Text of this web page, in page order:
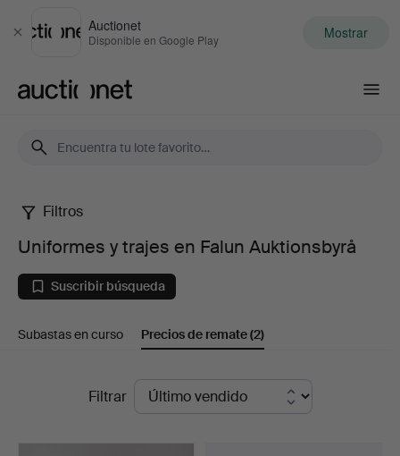
Cerrar
Auctionet
Disponible en Google Play Mostrar
Uniformes
trajes
en
Auktionsbyrå
Filtros
Uniformes y trajes en Falun Auktionsbyrå
Suscribir búsqueda
Subastas en curso Precios de remate(2)
Filtrar